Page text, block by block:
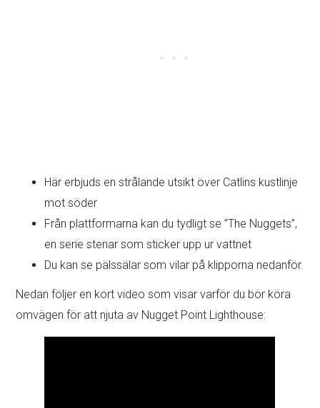
Här erbjuds en strålande utsikt över Catlins kustlinje
mot söder
Från plattformarna kan du tydligt se ”The Nuggets”,
en serie stenar som sticker upp ur vattnet
Du kan se pälssälar som vilar på klipporna nedanför.
Nedan följer en kort video som visar varför du bör köra
omvägen för att njuta av Nugget Point Lighthouse: